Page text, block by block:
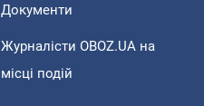
Документи
Журналісти OBOZ.UA на
місці подій